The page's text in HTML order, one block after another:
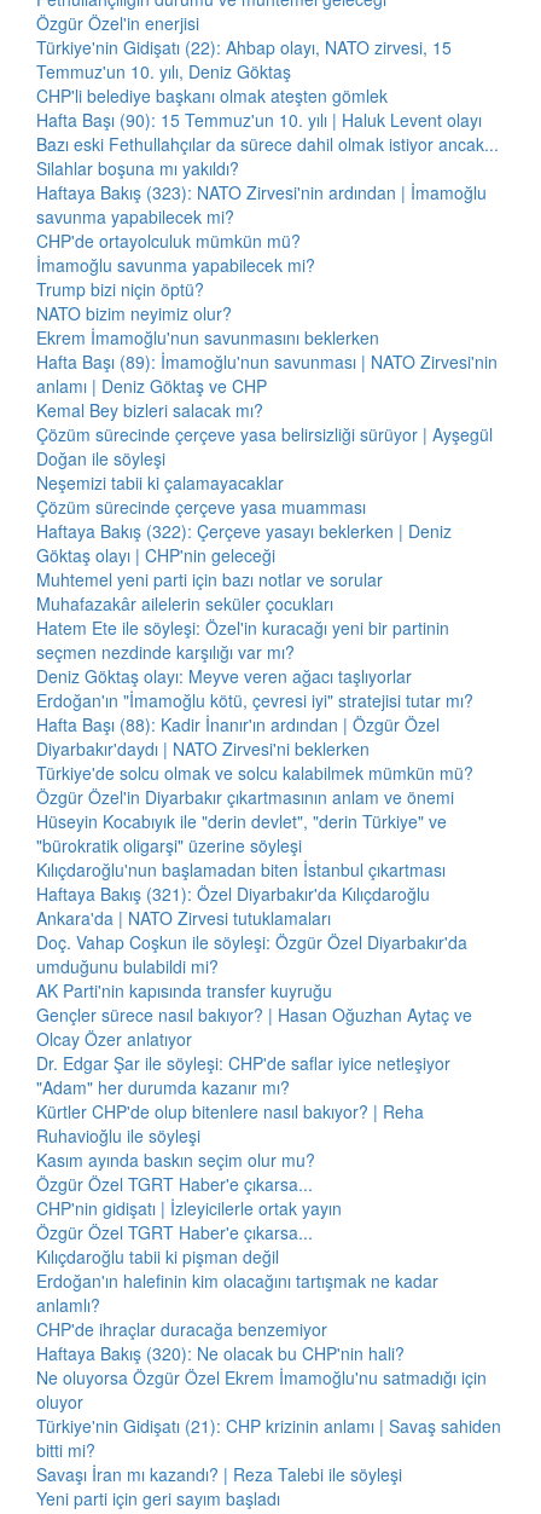
Özgür Özel'in enerjisi
Türkiye'nin Gidişatı (22): Ahbap olayı, NATO zirvesi, 15
Temmuz'un 10. yılı, Deniz Göktaş
CHP'li belediye başkanı olmak ateşten gömlek
Hafta Başı (90): 15 Temmuz'un 10. yılı | Haluk Levent olayı
Bazı eski Fethullahçılar da sürece dahil olmak istiyor ancak...
Silahlar boşuna mı yakıldı?
Haftaya Bakış (323): NATO Zirvesi'nin ardından | İmamoğlu
savunma yapabilecek mi?
CHP'de ortayolculuk mümkün mü?
İmamoğlu savunma yapabilecek mi?
Trump bizi niçin öptü?
NATO bizim neyimiz olur?
Ekrem İmamoğlu'nun savunmasını beklerken
Hafta Başı (89): İmamoğlu'nun savunması | NATO Zirvesi'nin
anlamı | Deniz Göktaş ve CHP
Kemal Bey bizleri salacak mı?
Çözüm sürecinde çerçeve yasa belirsizliği sürüyor | Ayşegül
Doğan ile söyleşi
Neşemizi tabii ki çalamayacaklar
Çözüm sürecinde çerçeve yasa muamması
Haftaya Bakış (322): Çerçeve yasayı beklerken | Deniz
Göktaş olayı | CHP'nin geleceği
Muhtemel yeni parti için bazı notlar ve sorular
Muhafazakâr ailelerin seküler çocukları
Hatem Ete ile söyleşi: Özel'in kuracağı yeni bir partinin
seçmen nezdinde karşılığı var mı?
Deniz Göktaş olayı: Meyve veren ağacı taşlıyorlar
Erdoğan'ın "İmamoğlu kötü, çevresi iyi" stratejisi tutar mı?
Hafta Başı (88): Kadir İnanır'ın ardından | Özgür Özel
Diyarbakır'daydı | NATO Zirvesi'ni beklerken
Türkiye'de solcu olmak ve solcu kalabilmek mümkün mü?
Özgür Özel'in Diyarbakır çıkartmasının anlam ve önemi
Hüseyin Kocabıyık ile "derin devlet", "derin Türkiye" ve
"bürokratik oligarşi" üzerine söyleşi
Kılıçdaroğlu'nun başlamadan biten İstanbul çıkartması
Haftaya Bakış (321): Özel Diyarbakır'da Kılıçdaroğlu
Ankara'da | NATO Zirvesi tutuklamaları
Doç. Vahap Coşkun ile söyleşi: Özgür Özel Diyarbakır'da
umduğunu bulabildi mi?
AK Parti'nin kapısında transfer kuyruğu
Gençler sürece nasıl bakıyor? | Hasan Oğuzhan Aytaç ve
Olcay Özer anlatıyor
Dr. Edgar Şar ile söyleşi: CHP'de saflar iyice netleşiyor
"Adam" her durumda kazanır mı?
Kürtler CHP'de olup bitenlere nasıl bakıyor? | Reha
Ruhavioğlu ile söyleşi
Kasım ayında baskın seçim olur mu?
Özgür Özel TGRT Haber'e çıkarsa...
CHP'nin gidişatı | İzleyicilerle ortak yayın
Özgür Özel TGRT Haber'e çıkarsa...
Kılıçdaroğlu tabii ki pişman değil
Erdoğan'ın halefinin kim olacağını tartışmak ne kadar
anlamlı?
CHP'de ihraçlar duracağa benzemiyor
Haftaya Bakış (320): Ne olacak bu CHP'nin hali?
Ne oluyorsa Özgür Özel Ekrem İmamoğlu'nu satmadığı için
oluyor
Türkiye'nin Gidişatı (21): CHP krizinin anlamı | Savaş sahiden
bitti mi?
Savaşı İran mı kazandı? | Reza Talebi ile söyleşi
Yeni parti için geri sayım başladı